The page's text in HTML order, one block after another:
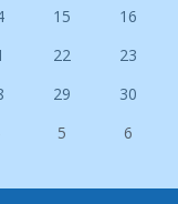
15
16
22
23
29
30
5 6